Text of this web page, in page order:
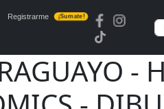
Registrarme ¡Sumate!
-